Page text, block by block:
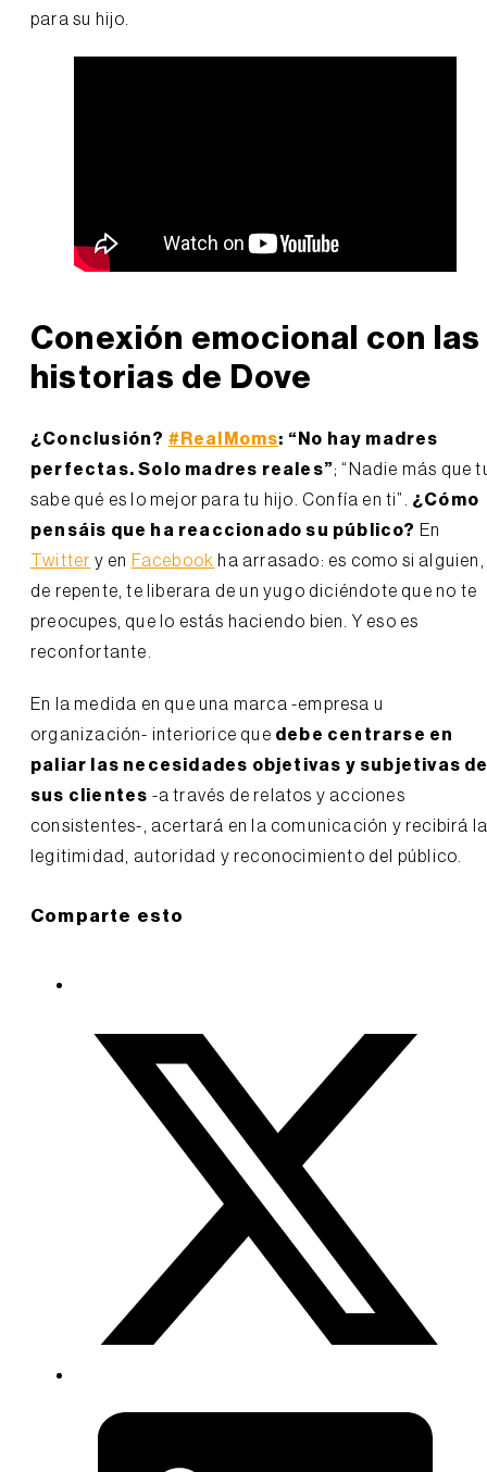
para su hijo.
Conexión emocional con las
historias de Dove
¿Conclusión? #RealMoms: “No hay madres
perfectas. Solo madres reales”; “Nadie más que
sabe qué es lo mejor para tu hijo. Confía en ti”. ¿Cómo
pensáis que ha reaccionado su público? En
Twitter y en Facebook ha arrasado: es como si alguien,
de repente, te liberara de un yugo diciéndote que no te
preocupes, que lo estás haciendo bien. Y eso es
reconfortante.
En la medida en que una marca -empresa u
organización- interiorice que debe centrarse en
paliar las necesidades objetivas y subjetivas
sus clientes -a través de relatos y acciones
consistentes-, acertará en la comunicación y recibirá
legitimidad, autoridad y reconocimiento del público.
Comparte esto